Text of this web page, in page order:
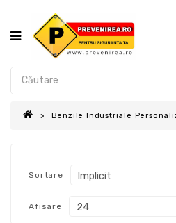
Benzile Industriale
Sortare
Afisare